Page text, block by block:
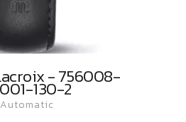
- 756008-
130-2
Automatic